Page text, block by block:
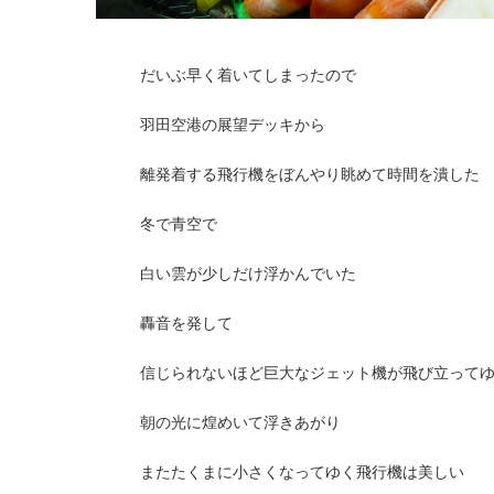
だいぶ早く着いてしまったので
羽田空港の展望デッキから
離発着する飛行機をぼんやり眺めて時間を潰した
冬で青空で
白い雲が少しだけ浮かんでいた
轟音を発して
信じられないほど巨大なジェット機が飛び立って
朝の光に煌めいて浮きあがり
またたくまに小さくなってゆく飛行機は美しい